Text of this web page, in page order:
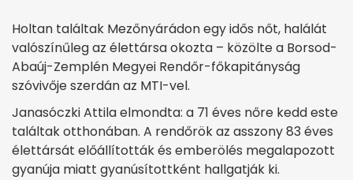
Holtan találtak Mezőnyárádon egy idős nőt, halálát
valószínűleg az élettársa okozta – közölte a Borsod-
Abaúj-Zemplén Megyei Rendőr-főkapitányság
szóvivője szerdán az MTI-vel.
Janasóczki Attila elmondta: a 71 éves nőre kedd este
találtak otthonában. A rendőrök az asszony 83 éves
élettársát előállították és emberölés megalapozott
gyanúja miatt gyanúsítottként hallgatják ki.